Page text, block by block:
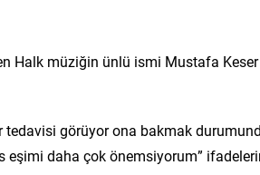
Halk müziğin ünlü ismi Mustafa
tedavisi görüyor ona bakmak
eşimi daha çok önemsiyorum”